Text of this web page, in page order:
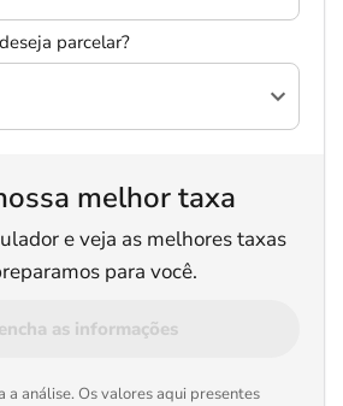
parcelar?
melhor taxa
e veja as melhores taxas
para você.
as informações
a análise. Os valores aqui presentes